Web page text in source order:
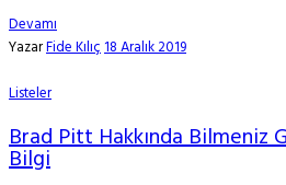
Devamı
YazarFide Kılıç18 Aralık 2019
Listeler
Brad Pitt Hakkında Bilmeniz
Bilgi